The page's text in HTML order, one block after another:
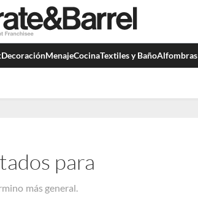
DecoraciónMenajeCocinaTextiles y BañoAlfombras
para
más general.